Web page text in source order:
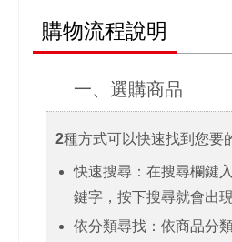
購物流程說明
一、選購商品
2種方式可以快速找到您要
快速搜尋：在搜尋欄鍵
鍵字，按下搜尋就會出
依分類尋找：依商品分